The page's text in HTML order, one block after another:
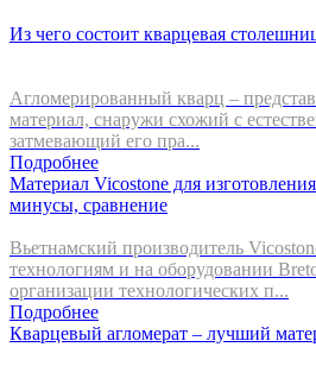
Из чего состоит кварцевая
Агломерированный кварц –
материал, снаружи схожий с
затмевающий его пра...
Подробнее
Материал Vicostone для
минусы, сравнение
Вьетнамский производитель
технологиям и на оборудовании
организации технологических п...
Подробнее
Кварцевый агломерат – лучший